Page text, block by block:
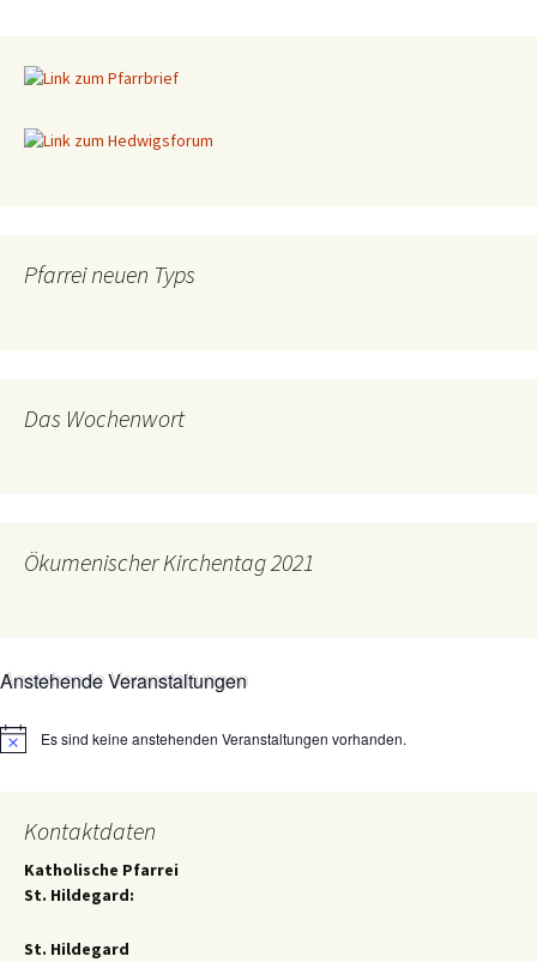
Pfarrei neuen Typs
Das Wochenwort
Ökumenischer Kirchentag 2021
Anstehende Veranstaltungen
HinweisEs sind keine anstehenden Veranstaltungen vorhanden.
Kontaktdaten
Katholische Pfarrei
St. Hildegard:
St. Hildegard